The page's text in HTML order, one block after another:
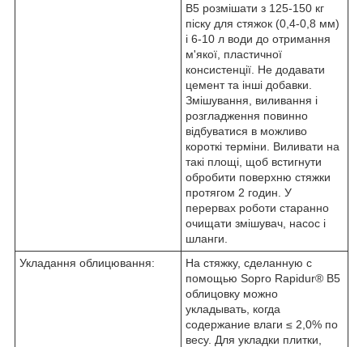
В5 розмішати з 125-150 кг
піску для стяжок (0,4-0,8 мм)
і 6-10 л води до отримання
м'якої, пластичної
консистенції. Не додавати
цемент та інші добавки.
Змішування, виливання і
розгладження повинно
відбуватися в можливо
короткі терміни. Виливати на
такі площі, щоб встигнути
обробити поверхню стяжки
протягом 2 годин. У
перервах роботи старанно
очищати змішувач, насос і
шланги.
Укладання облицювання:
На стяжку, сделанную с
помощью Sopro Rapidur® В5
облицовку можно
укладывать, когда
содержание влаги ≤ 2,0% по
весу. Для укладки плитки,